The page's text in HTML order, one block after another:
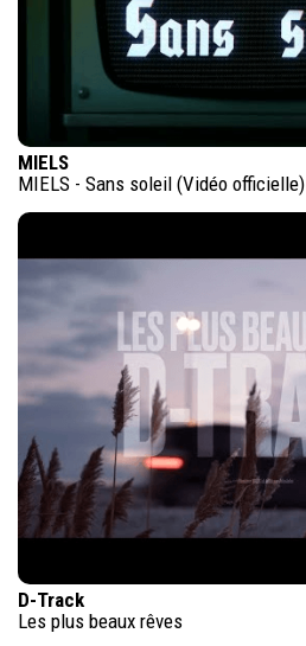
MIELS
MIELS - Sans soleil (Vidéo officielle)
D-Track
Les plus beaux rêves